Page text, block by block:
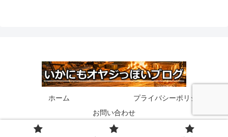
ホーム
プライバシーポリシー
お問い合わせ
© 2020 いかにもオヤジっぽいブログ.